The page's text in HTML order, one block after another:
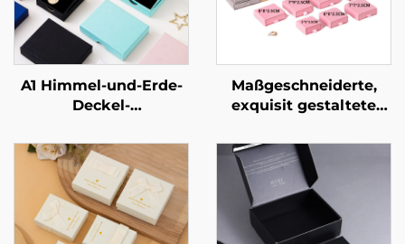
A1 Himmel-und-Erde-
Deckel-
für Ringe und
Halsketten –
kundenspezifische
Größe und Form,
Artpapier-/Karton-
Maßgeschneiderte,
exquisit gestaltete
mit Signatur-Design –
starre
Kartonverpackung für
Schmuckornamente,
exklusive Artefakt-Box